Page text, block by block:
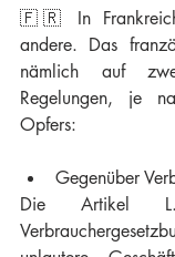
🇫🇷 In
andere. Das
nämlich auf
Regelungen, je
Opfers:
Gegenüber
Die Artikel